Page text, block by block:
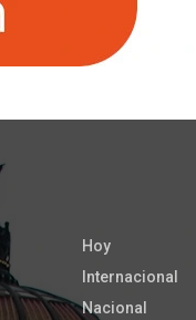
Hoy
Internacional
Nacional